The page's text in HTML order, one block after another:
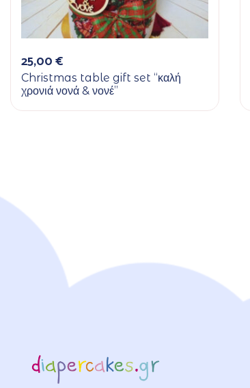
25,00€
Christmas table gift set “καλή
χρονιά νονά & νονέ”